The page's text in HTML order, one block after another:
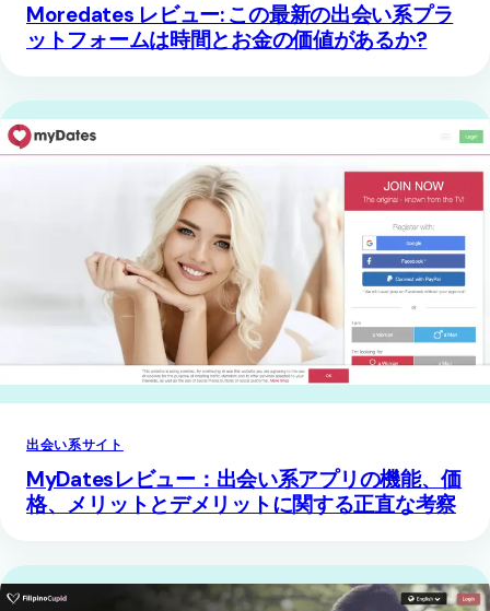
Moredates レビュー: この最新の出会い系プラ
ットフォームは時間とお金の価値があるか?
出会い系サイト
MyDatesレビュー：出会い系アプリの機能、価
格、メリットとデメリットに関する正直な考察